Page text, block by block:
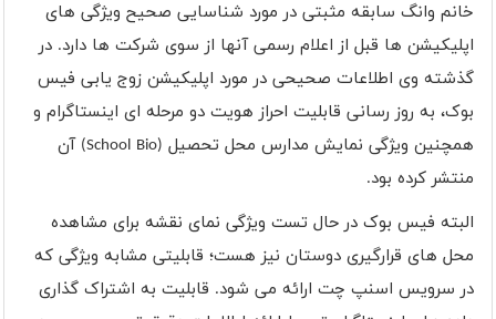
خانم وانگ سابقه مثبتی در مورد شناسایی صحیح ویژگی های
اپلیکیشن ها قبل از اعلام رسمی آنها از سوی شرکت ها دارد. در
گذشته وی اطلاعات صحیحی در مورد اپلیکیشن زوج یابی فیس
بوک، به روز رسانی قابلیت احراز هویت دو مرحله ای اینستاگرام و
همچنین ویژگی نمایش مدارس محل تحصیل (School Bio) آن
منتشر کرده بود.
البته فیس بوک در حال تست ویژگی نمای نقشه برای مشاهده
محل های قرارگیری دوستان نیز هست؛ قابلیتی مشابه ویژگی که
در سرویس اسنپ چت ارائه می شود. قابلیت به اشتراک گذاری